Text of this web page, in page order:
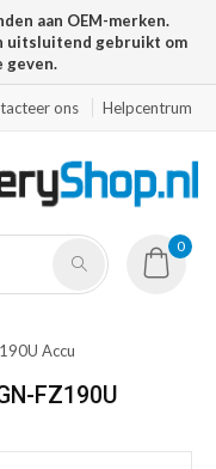
aan OEM-merken.
uitsluitend gebruikt om
geven.
ons Helpcentrum
0
Accu
FZ190U